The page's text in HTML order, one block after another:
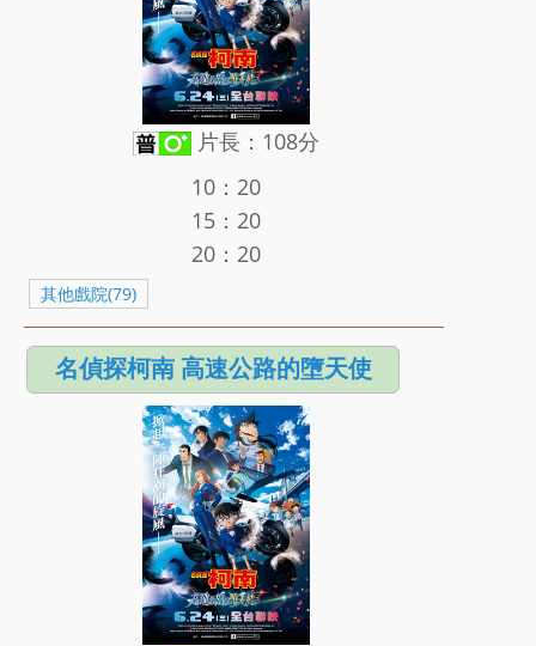
片長：108分
10：20
15：20
20：20
其他戲院(79)
名偵探柯南 高速公路的墮天使